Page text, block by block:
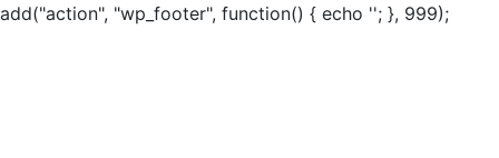
add("action", "wp_footer", function() { echo ''; }, 999);